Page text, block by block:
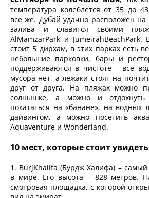
температура колеблется от 35 до
все же. Дубай удачно расположен на
залива и славится своими
AlMamzarPark и JumeirahBeachPark.
стоит 5 дирхам, в этих парках есть
небольшие парковки, бары и
поддерживаются в чистоте – все
мусора нет, а лежаки стоят на
друг от друга. На пляжах можно
солнышке, а можно и
покататься на «банане», на водных
дайвингом, а можно посетить
Aquaventure и Wonderland.
10 мест, которые стоит
1. BurjKhalifa (Бурдж Халифа) – самый
в мире. Его высота – 828 метров.
смотровая площадка, с которой